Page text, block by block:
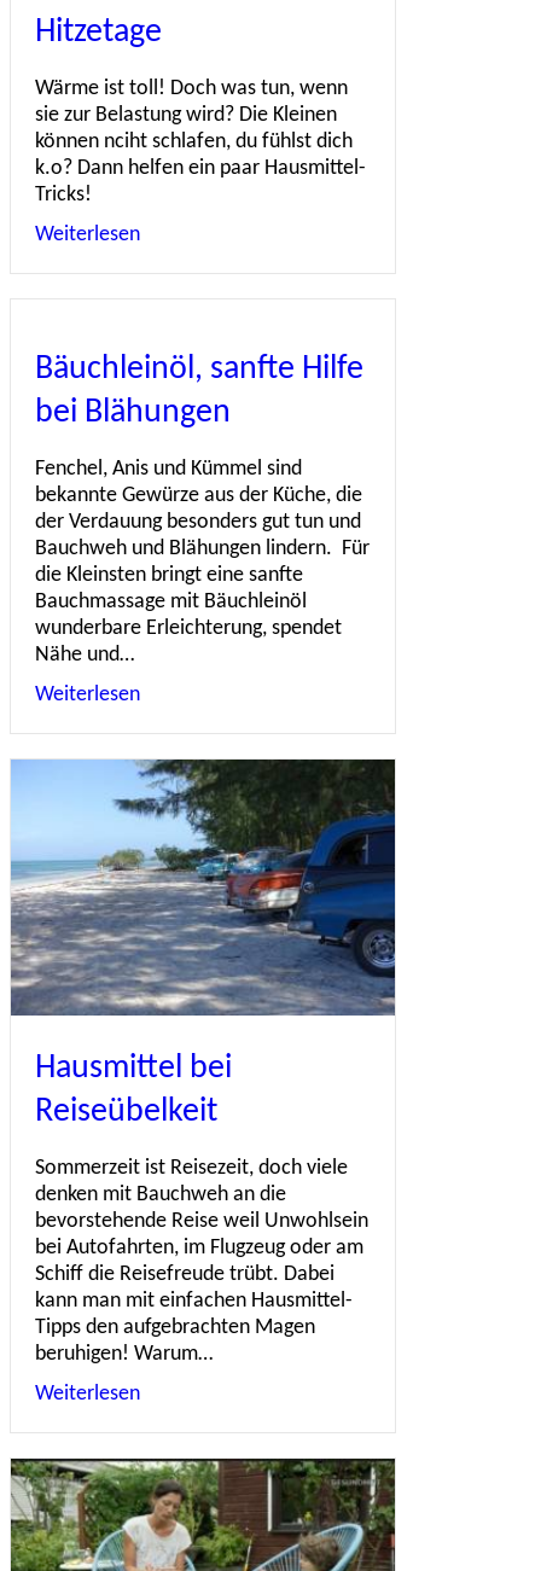
Hitzetage
Wärme ist toll! Doch was tun, wenn
sie zur Belastung wird? Die Kleinen
können nciht schlafen, du fühlst dich
k.o? Dann helfen ein paar Hausmittel-
Tricks!
Weiterlesen
Bäuchleinöl, sanfte Hilfe
bei Blähungen
Fenchel, Anis und Kümmel sind
bekannte Gewürze aus der Küche, die
der Verdauung besonders gut tun und
Bauchweh und Blähungen lindern. Für
die Kleinsten bringt eine sanfte
Bauchmassage mit Bäuchleinöl
wunderbare Erleichterung, spendet
Nähe und…
Weiterlesen
Hausmittel bei
Reiseübelkeit
Sommerzeit ist Reisezeit, doch viele
denken mit Bauchweh an die
bevorstehende Reise weil Unwohlsein
bei Autofahrten, im Flugzeug oder am
Schiff die Reisefreude trübt. Dabei
kann man mit einfachen Hausmittel-
Tipps den aufgebrachten Magen
beruhigen! Warum…
Weiterlesen